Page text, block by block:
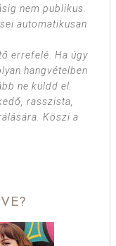
nem publikus.
automatikusan
errefelé. Ha úgy
hangvételben
ne küldd el.
rasszista,
Köszi a